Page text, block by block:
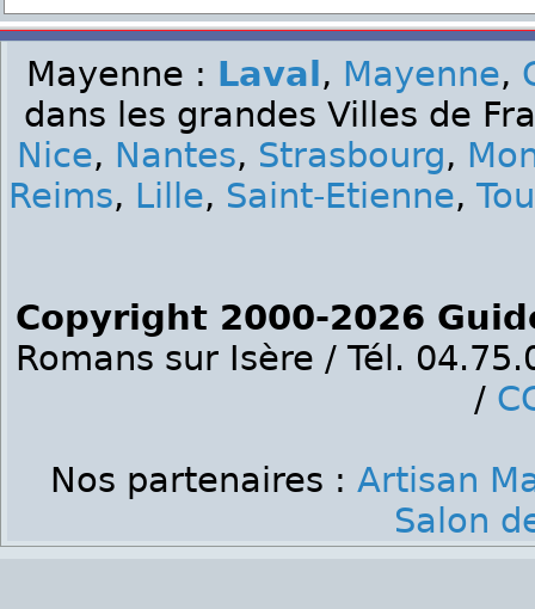
Mayenne : Laval , Mayenne,
dans les grandes Villes de
Nice, Nantes, Strasbourg,
Reims, Lille, Saint-Etienne,
Copyright 2000-2026
Romans sur Isère / Tél.
/
Nos partenaires : Artisan
Salon